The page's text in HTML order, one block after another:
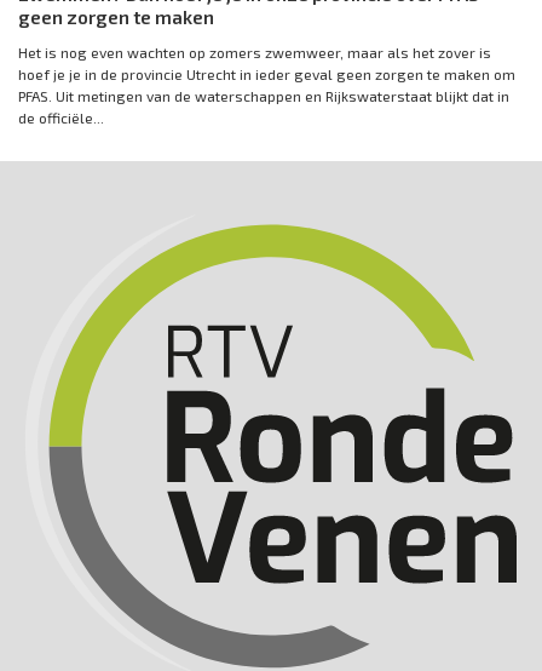
geen zorgen te maken
Het is nog even wachten op zomers zwemweer, maar als het zover is
hoef je je in de provincie Utrecht in ieder geval geen zorgen te maken om
PFAS. Uit metingen van de waterschappen en Rijkswaterstaat blijkt dat in
de officiële...